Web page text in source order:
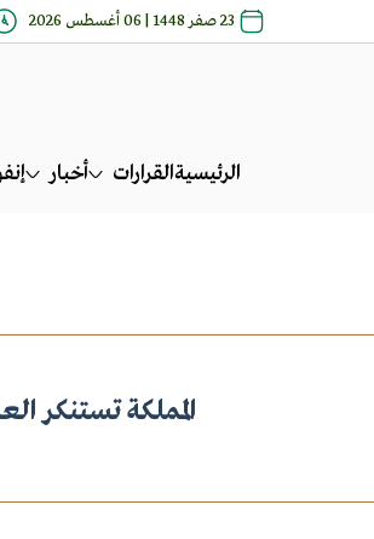
23 صفر 1448 | 06 أغسطس 2026
الرئيسيةالقرارات أخبار
المملكة تستنكر